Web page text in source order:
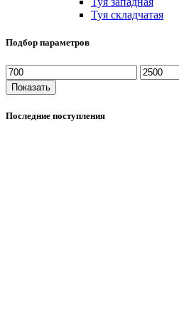
Туя складчатая
Подбор параметров
Показать
Последние поступления